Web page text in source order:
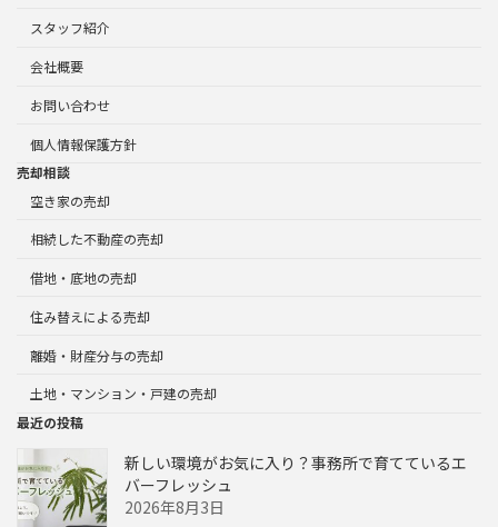
スタッフ紹介
会社概要
お問い合わせ
個人情報保護方針
売却相談
空き家の売却
相続した不動産の売却
借地・底地の売却
住み替えによる売却
離婚・財産分与の売却
土地・マンション・戸建の売却
最近の投稿
新しい環境がお気に入り？事務所で育てているエ
バーフレッシュ
2026年8月3日